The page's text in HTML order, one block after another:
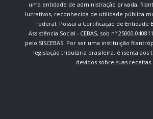
uma entidade de administração privada,
lucrativos, reconhecida de utilidade pública
federal. Possui a Certificação de Entidade
Assistência Social - CEBAS, sob nº
pelo SISCEBAS. Por ser uma instituição
legislação tributária brasileira, é isenta aos
devidos sobre suas receitas.